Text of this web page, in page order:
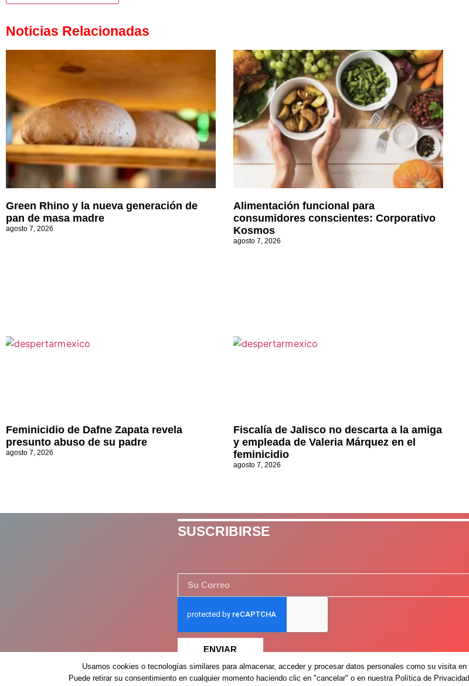
Noticias Relacionadas
Green Rhino y la nueva generación de
pan de masa madre
agosto 7, 2026
Alimentación funcional para
consumidores conscientes: Corporativo
Kosmos
agosto 7, 2026
Feminicidio de Dafne Zapata revela
presunto abuso de su padre
agosto 7, 2026
Fiscalía de Jalisco no descarta a la amiga
y empleada de Valeria Márquez en el
feminicidio
agosto 7, 2026
SUSCRIBIRSE
ENVIAR
Despertar México – 2026 – Derechos Reservados ©
Usamos cookies o tecnologías similares para almacenar, acceder y procesar datos personales como su visita
Puede retirar su consentimiento en cualquier momento haciendo clic en "cancelar" o en nuestra Política de